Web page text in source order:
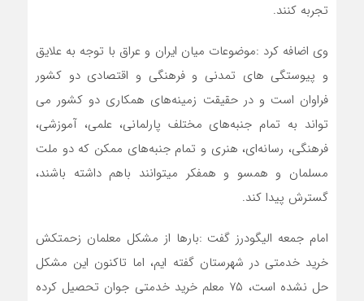
تجربه کنند.
وی اضافه کرد :موضوعات میان ایران و عراق با توجه به علایق
و پیوستگی های تمدنی و فرهنگی و اقتصادی دو کشور
فراوان است و در حقیقت زمینه‌های همکاری دو کشور می
تواند به تمام جنبه‌های مختلف پارلمانی، علمی، آموزشی،
فرهنگی، رسانه‌ای، هنری و تمام جنبه‌های ممکن که دو ملت
مسلمان و همسو و همفکر میتوانند باهم داشته باشند،
گسترش پیدا کند.
امام جمعه الیگودرز گفت :بارها از مشکل معلمان زحمتکش
خرید خدمتی در شهرستان گفته ایم، اما تاکنون این مشکل
حل نشده است، ۷۵ معلم خرید خدمتی جوان تحصیل کرده